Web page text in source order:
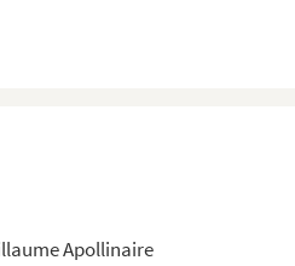
Apollinaire